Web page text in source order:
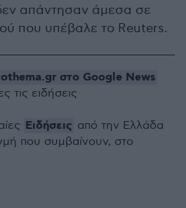
απάντησαν άμεσα σε
που υπέβαλε το Reuters.
στο Google News
τις ειδήσεις
Ειδήσεις από την Ελλάδα
που συμβαίνουν, στο